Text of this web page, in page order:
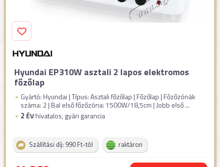
Hyundai EP310W asztali 2 lapos elektromos
főzőlap
Gyártó: Hyundai | Típus: Asztali főzőlap | Főzőlap | Főzőzónák
száma: 2 | Bal első főzőzóna: 1500W/18,5cm | Jobb első ...
2 ÉVhivatalos, gyári garancia
Szállítási díj: 990 Ft-tól raktáron